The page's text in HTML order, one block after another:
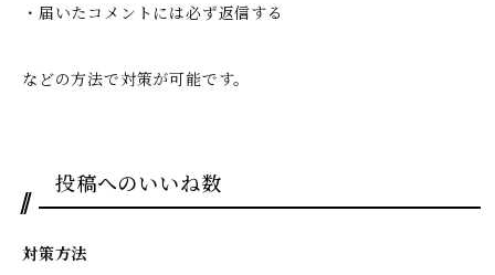
・届いたコメントには必ず返信する
などの方法で対策が可能です。
投稿へのいいね数
対策方法